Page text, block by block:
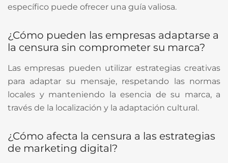
específico puede ofrecer una guía valiosa.
¿Cómo pueden las empresas adaptarse a
la censura sin comprometer su marca?
Las empresas pueden utilizar estrategias creativas
para adaptar su mensaje, respetando las normas
locales y manteniendo la esencia de su marca, a
través de la localización y la adaptación cultural.
¿Cómo afecta la censura a las estrategias
de marketing digital?